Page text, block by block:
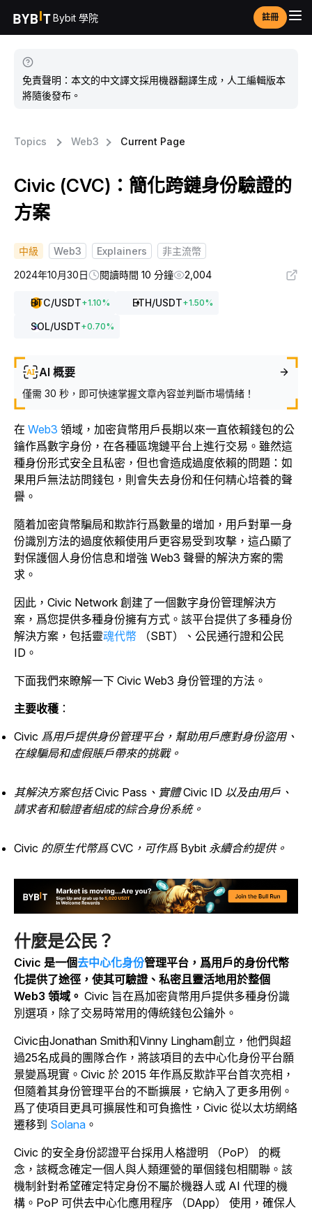
Bybit 學院 註冊
免責聲明：本文的中文譯文採用機器翻譯生成，人工編輯版本
將隨後發布。
Topics Web3 Current Page
Civic (CVC)：簡化跨鏈身份驗證的
方案
中級 Web3 Explainers
非主流幣
2024年10月30日
閱讀時間 10 分鐘 2,004
BTC/USDT+1.10% ETH/USDT+1.50%
SOL/USDT+0.70%
AI 概要
僅需 30 秒，即可快速掌握文章內容並判斷市場情緒！
在 Web3 領域，加密貨幣用戶長期以來一直依賴錢包的公
鑰作爲數字身份，在各種區塊鏈平台上進行交易。雖然這
種身份形式安全且私密，但也會造成過度依賴的問題：如
果用戶無法訪問錢包，則會失去身份和任何精心培養的聲
譽。
隨着加密貨幣騙局和欺詐行爲數量的增加，用戶對單一身
份識別方法的過度依賴使用戶更容易受到攻擊，這凸顯了
對保護個人身份信息和增強 Web3 聲譽的解決方案的需
求。
因此，Civic Network 創建了一個數字身份管理解決方
案，爲您提供多種身份擁有方式。該平台提供了多種身份
解決方案，包括靈魂代幣
（SBT）、公民通行證和公民
ID。
下面我們來瞭解一下 Civic Web3 身份管理的方法。
主要收穫 ：
Civic 爲用戶提供身份管理平台，幫助用戶應對身份盜用、
在線騙局和虛假賬戶帶來的挑戰。
其解決方案包括 Civic Pass、實體 Civic ID 以及由用戶、
請求者和驗證者組成的綜合身份系統。
Civic 的原生代幣爲 CVC，可作爲 Bybit 永續合約提供。
什麼是公民？
Civic 是一個去中心化身份管理平台，爲用戶的身份代幣
化提供了途徑，使其可驗證、私密且靈活地用於整個
Web3 領域。 Civic 旨在爲加密貨幣用戶提供多種身份識
別選項，除了交易時常用的傳統錢包公鑰外。
Civic由Jonathan Smith和Vinny Lingham創立，他們與超
過25名成員的團隊合作，將該項目的去中心化身份平台願
景變爲現實。Civic 於 2015 年作爲反欺詐平台首次亮相，
但隨着其身份管理平台的不斷擴展，它納入了更多用例。
爲了使項目更具可擴展性和可負擔性，Civic 從以太坊網絡
遷移到 Solana 。
Civic 的安全身份認證平台採用人格證明 （PoP） 的概
念，該概念確定一個人與人類運營的單個錢包相關聯。該
機制針對希望確定特定身份不屬於機器人或 AI 代理的機
構。PoP 可供去中心化應用程序 （DApp） 使用，確保人